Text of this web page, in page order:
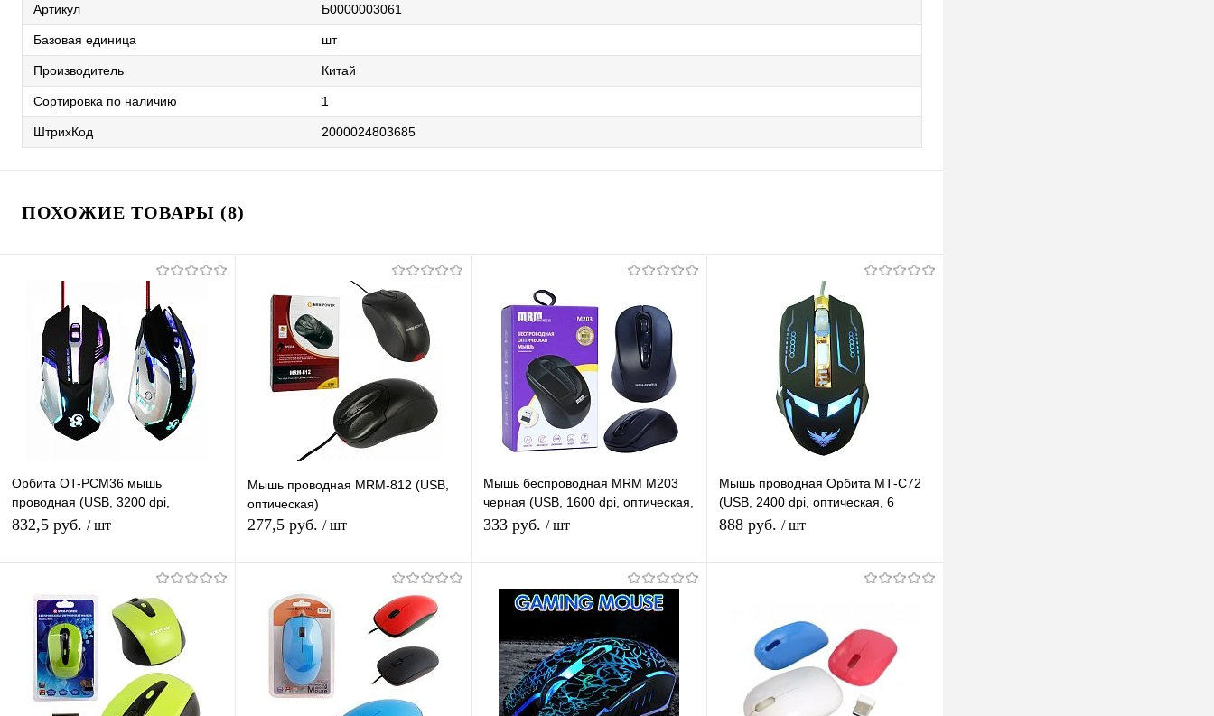
Артикул Б0000003061
Базовая единица шт
Производитель Китай
Сортировка по наличию 1
ШтрихКод 2000024803685
ПОХОЖИЕ ТОВАРЫ (8)
Орбита OT-PCM36 мышь
проводная (USB, 3200 dpi,
оптическая, 6 кнопок)/100
832,5 руб. / шт
Купить в 1 клик К сравнению
В избранное В наличии
Мышь проводная MRM-812 (USB,
оптическая)
277,5 руб. / шт
Купить в 1 клик К сравнению
В избранное В наличии
Мышь беспроводная MRM M203
черная (USB, 1600 dpi, оптическая,
3 кнопки)
333 руб. / шт
Подписаться
Купить в 1 клик К сравнению
В избранное Под заказ
Мышь проводная Орбита МТ-C72
(USB, 2400 dpi, оптическая, 6
кнопок)/40
888 руб. / шт
Купить в 1 клик К сравнению
В избранное Под заказ